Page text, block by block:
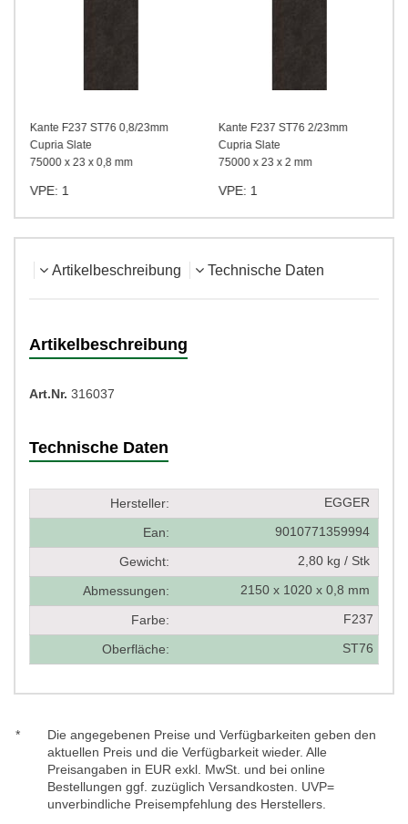
Kante F237 ST76 0,8/23mm
Cupria Slate
75000 x 23 x 0,8 mm
VPE: 1
Kante F237 ST76 2/23mm
Cupria Slate
75000 x 23 x 2 mm
VPE: 1
Artikelbeschreibung Technische Daten
Artikelbeschreibung
Art.Nr. 316037
Technische Daten
Hersteller: EGGER
Ean: 9010771359994
Gewicht: 2,80 kg / Stk
Abmessungen: 2150 x 1020 x 0,8 mm
Farbe: F237
Oberfläche: ST76
*
Die angegebenen Preise und Verfügbarkeiten geben den
aktuellen Preis und die Verfügbarkeit wieder. Alle
Preisangaben in EUR exkl. MwSt. und bei online
Bestellungen ggf. zuzüglich Versandkosten. UVP=
unverbindliche Preisempfehlung des Herstellers.